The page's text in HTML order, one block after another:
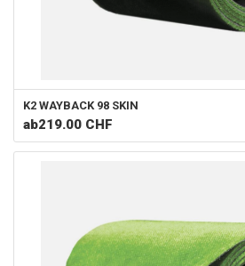
K2 WAYBACK 98 SKIN
ab219.00 CHF